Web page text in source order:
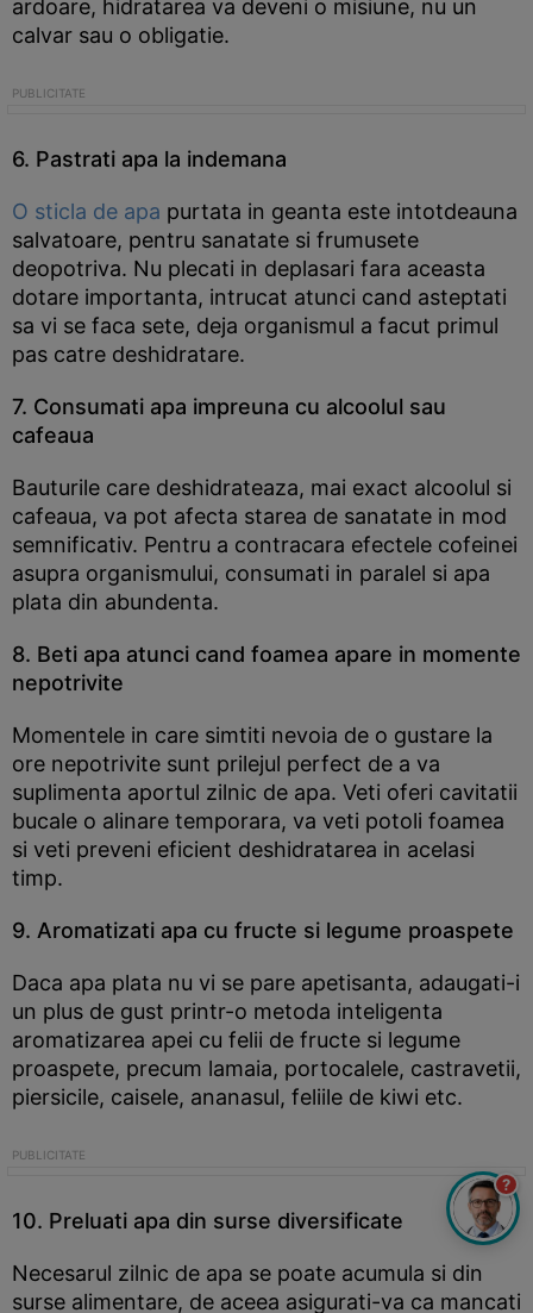
ardoare, hidratarea va deveni o misiune, nu un
calvar sau o obligatie.
6. Pastrati apa la indemana
O sticla de apa purtata in geanta este intotdeauna
salvatoare, pentru sanatate si frumusete
deopotriva. Nu plecati in deplasari fara aceasta
dotare importanta, intrucat atunci cand asteptati
sa vi se faca sete, deja organismul a facut primul
pas catre deshidratare.
7. Consumati apa impreuna cu alcoolul sau
cafeaua
Bauturile care deshidrateaza, mai exact alcoolul si
cafeaua, va pot afecta starea de sanatate in mod
semnificativ. Pentru a contracara efectele cofeinei
asupra organismului, consumati in paralel si apa
plata din abundenta.
8. Beti apa atunci cand foamea apare in momente
nepotrivite
Momentele in care simtiti nevoia de o gustare la
ore nepotrivite sunt prilejul perfect de a va
suplimenta aportul zilnic de apa. Veti oferi cavitatii
bucale o alinare temporara, va veti potoli foamea
si veti preveni eficient deshidratarea in acelasi
timp.
9. Aromatizati apa cu fructe si legume proaspete
Daca apa plata nu vi se pare apetisanta, adaugati-i
un plus de gust printr-o metoda inteligenta
aromatizarea apei cu felii de fructe si legume
proaspete, precum lamaia, portocalele, castravetii,
piersicile, caisele, ananasul, feliile de kiwi etc.
10. Preluati apa din surse diversificate
Necesarul zilnic de apa se poate acumula si din
surse alimentare, de aceea asigurati-va ca mancati
?